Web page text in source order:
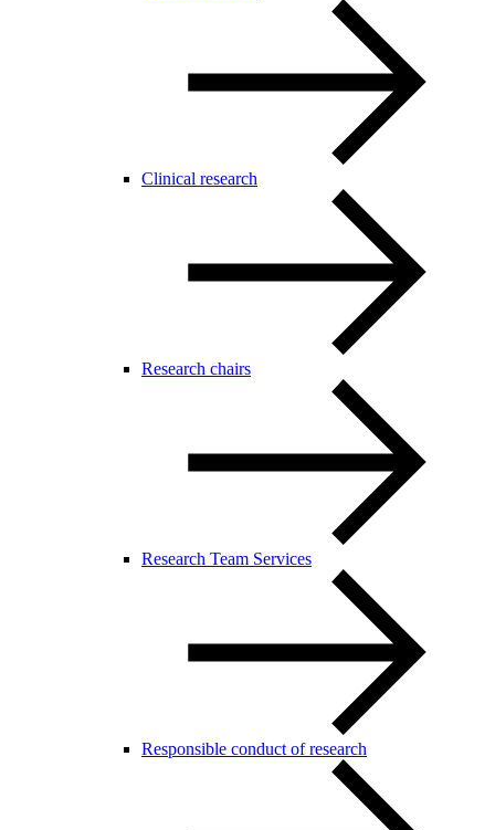
Clinical research
Research chairs
Research Team Services
Responsible conduct of research